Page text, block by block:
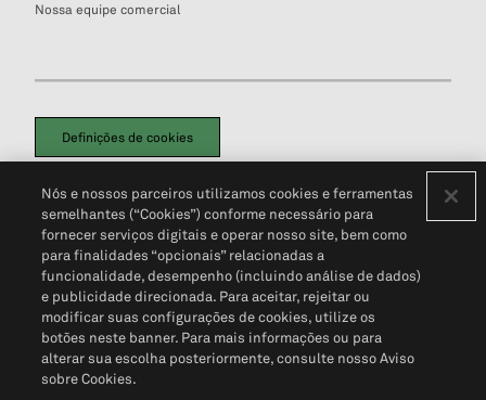
Nossa equipe comercial
Definições de cookies
Política de PrivacidadePortal de privacidade do cliente (em inglês)
Não Venda Minhas Informações Pessoais© 2026 S&P Global
Nós e nossos parceiros utilizamos cookies e ferramentas
semelhantes (“Cookies”) conforme necessário para
fornecer serviços digitais e operar nosso site, bem como
para finalidades “opcionais” relacionadas a
funcionalidade, desempenho (incluindo análise de dados)
e publicidade direcionada. Para aceitar, rejeitar ou
modificar suas configurações de cookies, utilize os
botões neste banner. Para mais informações ou para
alterar sua escolha posteriormente, consulte nosso Aviso
sobre Cookies.